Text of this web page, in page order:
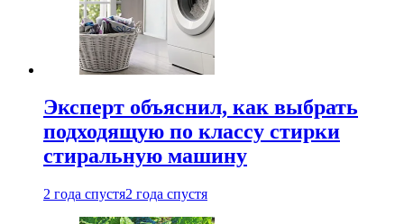
Эксперт объяснил, как выбрать
подходящую по классу стирки
стиральную машину
2 года спустя2 года спустя